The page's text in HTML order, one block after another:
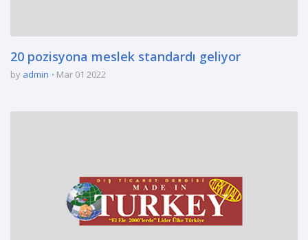
20 pozisyona meslek standardı geliyor
by admin Mar 01 2022